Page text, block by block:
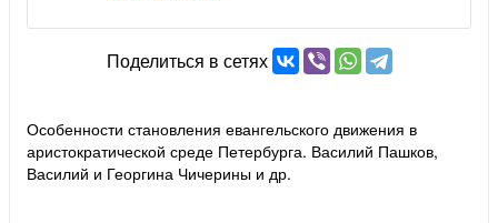
Поделиться в сетях
Особенности становления евангельского движения в
аристократической среде Петербурга. Василий Пашков,
Василий и Георгина Чичерины и др.